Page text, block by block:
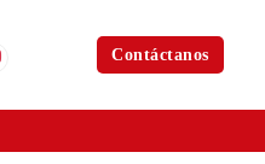
Contáctanos